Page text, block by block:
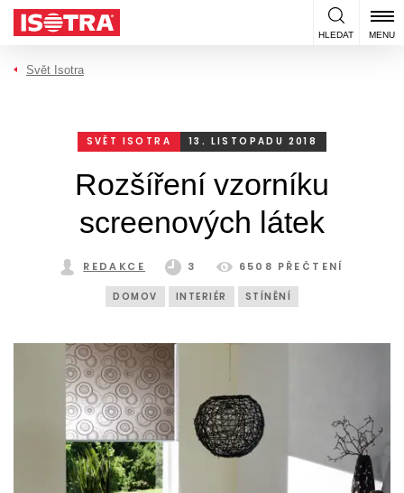
Přeskočit na obsah
HLEDAT MENU
Svět Isotra
SVĚT ISOTRA 13. LISTOPADU 2018
Rozšíření vzorníku
screenových látek
REDAKCE 3 6508 PŘEČTENÍ
DOMOV INTERIÉR STÍNĚNÍ